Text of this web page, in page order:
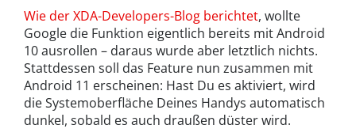
Wie der XDA-Developers-Blog berichtet, wollte
Google die Funktion eigentlich bereits mit Android
10 ausrollen – daraus wurde aber letztlich nichts.
Stattdessen soll das Feature nun zusammen mit
Android 11 erscheinen: Hast Du es aktiviert, wird
die Systemoberfläche Deines Handys automatisch
dunkel, sobald es auch draußen düster wird.